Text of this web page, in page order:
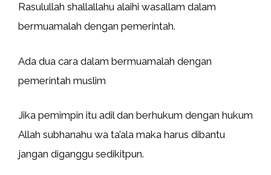
Rasulullah shallallahu alaihi wasallam dalam
bermuamalah dengan pemerintah.
Ada dua cara dalam bermuamalah dengan
pemerintah muslim
Jika pemimpin itu adil dan berhukum dengan hukum
Allah subhanahu wa ta’ala maka harus dibantu
jangan diganggu sedikitpun.